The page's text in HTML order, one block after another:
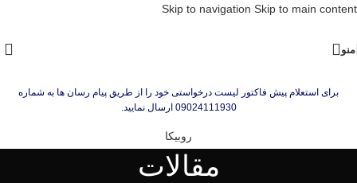
Skip to navigation Skip to main content
منو
برای استعلام پیش فاکتور لیست درخواستی خود را از طریق پیام رسان ها به شماره
09024111930 ارسال نمایید.
روبیکا
مقالات